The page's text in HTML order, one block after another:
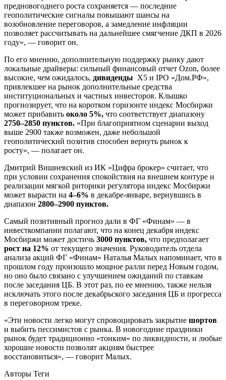
предновогоднего роста сохраняется — последние
геополитические сигналы повышают шансы на
возобновление переговоров, а замедление инфляции
позволяет рассчитывать на дальнейшее смягчение ДКП в 2026
году», — говорит он.
По его мнению, дополнительную поддержку рынку дают
локальные драйверы: сильный финансовый отчет Ozon, более
высокие, чем ожидалось, дивиденды Х5 и IPO «Дом.РФ»,
привлекшее на рынок дополнительные средства
институциональных и частных инвесторов. Клышко
прогнозирует, что на коротком горизонте индекс Мосбиржи
может прибавить около 5%, что соответствует диапазону
2750–2850 пунктов. «При благоприятном сценарии выход
выше 2900 также возможен, даже небольшой
геополитический позитив способен вернуть рынок к
росту», — полагает он.
Дмитрий Вишневский из ИК «Цифра брокер» считает, что
при условии сохранения спокойствия на внешнем контуре и
реализации мягкой риторики регулятора индекс Мосбиржи
может вырасти на 4–6% в декабре-январе, вернувшись в
диапазон 2800–2900 пунктов.
Самый позитивный прогноз дали в ФГ «Финам» — в
инвесткомпании полагают, что на конец декабря индекс
Мосбиржи может достичь 3000 пунктов, что предполагает
рост на 12% от текущего значения. Руководитель отдела
анализа акций ФГ «Финам» Наталья Малых напоминает, что в
прошлом году произошло мощное ралли перед Новым годом,
но оно было связано с улучшением ожиданий по ставкам
после заседания ЦБ. В этот раз, по ее мнению, также нельзя
исключать этого после декабрьского заседания ЦБ и прогресса
в переговорном треке.
«Эти новости легко могут спровоцировать закрытие шортов
и выбить пессимистов с рынка. В новогодние праздники
рынок будет традиционно «тонким» по ликвидности, и любые
хорошие новости позволят акциям быстрее
восстановиться», — говорит Малых.
Авторы Теги